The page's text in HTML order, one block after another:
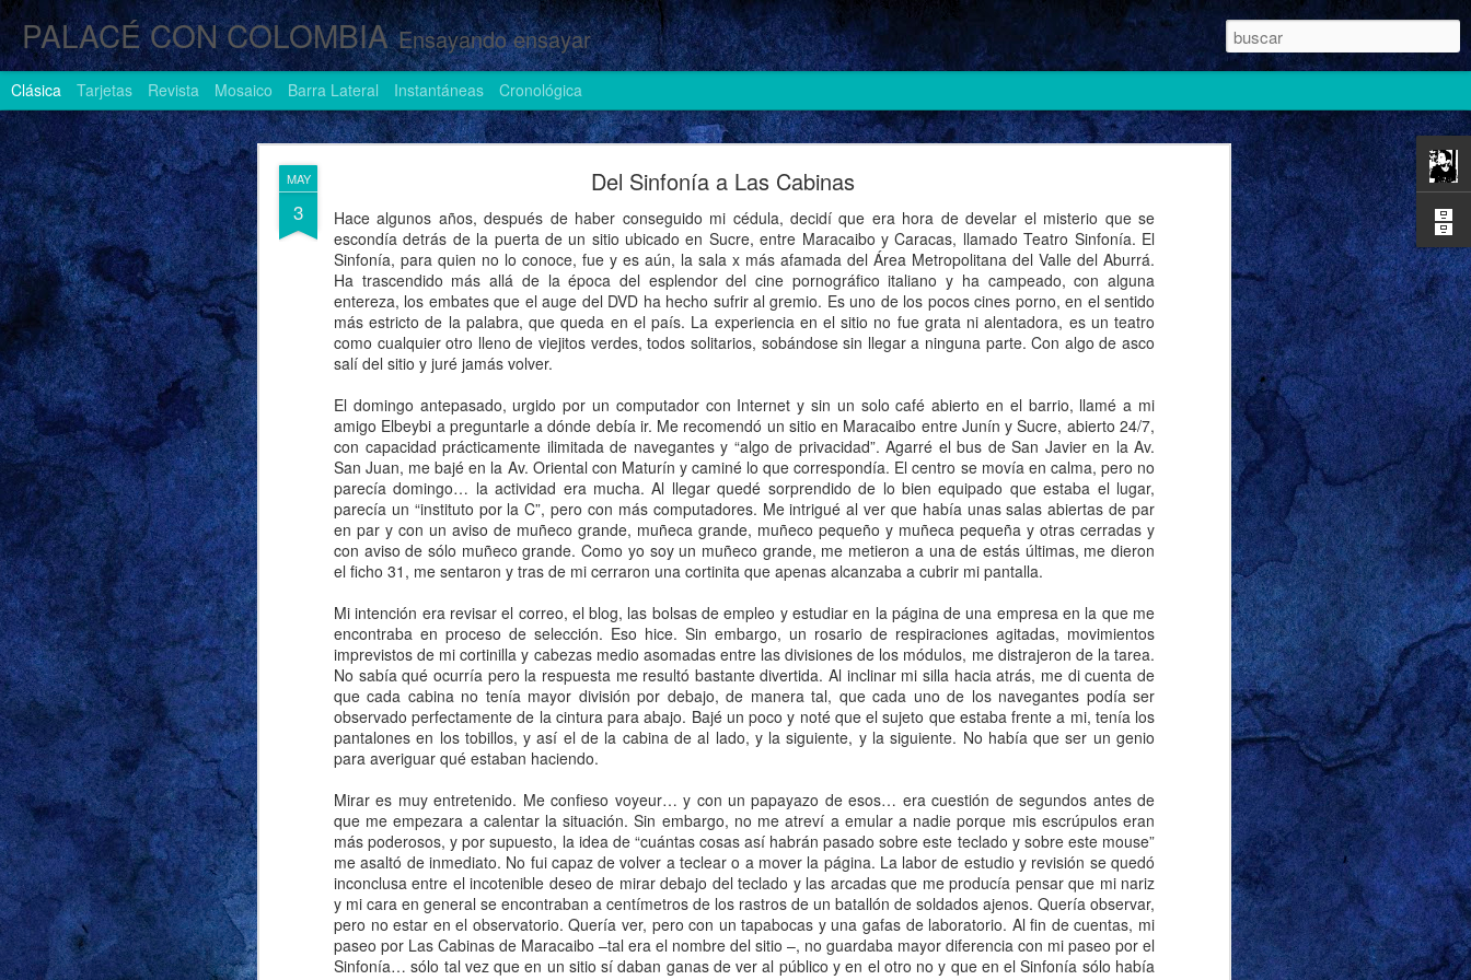
MAY
3
Del Sinfonía a Las Cabinas
Hace algunos años, después de haber conseguido mi cédula, decidí que era hora de develar el misterio que se
escondía detrás de la puerta de un sitio ubicado en Sucre, entre Maracaibo y Caracas, llamado Teatro Sinfonía. El
Sinfonía, para quien no lo conoce, fue y es aún, la sala x más afamada del Área Metropolitana del Valle del Aburrá.
Ha trascendido más allá de la época del esplendor del cine pornográfico italiano y ha campeado, con alguna
entereza, los embates que el auge del DVD ha hecho sufrir al gremio. Es uno de los pocos cines porno, en el sentido
más estricto de la palabra, que queda en el país. La experiencia en el sitio no fue grata ni alentadora, es un teatro
como cualquier otro lleno de viejitos verdes, todos solitarios, sobándose sin llegar a ninguna parte. Con algo de asco
salí del sitio y juré jamás volver.
El domingo antepasado, urgido por un computador con Internet y sin un solo café abierto en el barrio, llamé a mi
amigo Elbeybi a preguntarle a dónde debía ir. Me recomendó un sitio en Maracaibo entre Junín y Sucre, abierto 24/7,
con capacidad prácticamente ilimitada de navegantes y “algo de privacidad”. Agarré el bus de San Javier en la Av.
San Juan, me bajé en la Av. Oriental con Maturín y caminé lo que correspondía. El centro se movía en calma, pero no
parecía domingo… la actividad era mucha. Al llegar quedé sorprendido de lo bien equipado que estaba el lugar,
parecía un “instituto por la C”, pero con más computadores. Me intrigué al ver que había unas salas abiertas de par
en par y con un aviso de muñeco grande, muñeca grande, muñeco pequeño y muñeca pequeña y otras cerradas y
con aviso de sólo muñeco grande. Como yo soy un muñeco grande, me metieron a una de estás últimas, me dieron
el ficho 31, me sentaron y tras de mi cerraron una cortinita que apenas alcanzaba a cubrir mi pantalla.
Mi intención era revisar el correo, el blog, las bolsas de empleo y estudiar en la página de una empresa en la que me
encontraba en proceso de selección. Eso hice. Sin embargo, un rosario de respiraciones agitadas, movimientos
imprevistos de mi cortinilla y cabezas medio asomadas entre las divisiones de los módulos, me distrajeron de la tarea.
No sabía qué ocurría pero la respuesta me resultó bastante divertida. Al inclinar mi silla hacia atrás, me di cuenta de
que cada cabina no tenía mayor división por debajo, de manera tal, que cada uno de los navegantes podía ser
observado perfectamente de la cintura para abajo. Bajé un poco y noté que el sujeto que estaba frente a mi, tenía los
pantalones en los tobillos, y así el de la cabina de al lado, y la siguiente, y la siguiente. No había que ser un genio
para averiguar qué estaban haciendo.
Mirar es muy entretenido. Me confieso voyeur… y con un papayazo de esos… era cuestión de segundos antes de
que me empezara a calentar la situación. Sin embargo, no me atreví a emular a nadie porque mis escrúpulos eran
más poderosos, y por supuesto, la idea de “cuántas cosas así habrán pasado sobre este teclado y sobre este mouse”
me asaltó de inmediato. No fui capaz de volver a teclear o a mover la página. La labor de estudio y revisión se quedó
inconclusa entre el incotenible deseo de mirar debajo del teclado y las arcadas que me producía pensar que mi nariz
y mi cara en general se encontraban a centímetros de los rastros de un batallón de soldados ajenos. Quería observar,
pero no estar en el observatorio. Quería ver, pero con un tapabocas y una gafas de laboratorio. Al fin de cuentas, mi
paseo por Las Cabinas de Maracaibo –tal era el nombre del sitio –, no guardaba mayor diferencia con mi paseo por el
Sinfonía… sólo tal vez que en un sitio sí daban ganas de ver al público y en el otro no y que en el Sinfonía sólo había
PALACÉ CON COLOMBIA Ensayando ensayar
Clásica Tarjetas Revista Mosaico Barra Lateral Instantáneas Cronológica
AUG
1
Cosas de heteros (II)
Decía mi abuela: “El amor es ciego, pero los vecinos no” cuando quería opinar ‘sutilmente’ sobre
escuché más de una vez, el comentario se refería a parejas heterosexuales con alguna diferencia notable
en términos de edad, clase social o raza. Y sí, mi abuela era así de edadista, clasista y racista, pero quien
haya crecido en una versión distinta de Colombia, que tire la primera piedra. No vivió lo suficiente para
conocer a mi primer novio, así que no sé qué tan homófoba era, pero conoció a muchos de mis amigos y a
todos los trató muy bien, así que la discusión sobre intersecciones termina aquí.
Lo dije en la entrada anterior: si mi radar detecta algo, quiero conversarlo con mi señor marido y escribir al
demasiado grande para dejarlo pasar. Todo comenzó en un incierto jueves o viernes de 2024. El
comienzo del verano trajo consigo unos aguaceros de terror que tenían las plantas de la entrada de
nuestra casa vueltas miseria. Por eso, en cuanto escuché el primer trueno, salí a organizarlas de manera
que no cayeran las unas sobre las otras. Mientras estaba en ello, vi a la vecina del frente. Soy tan buen
vecino que en los dos años que vivió en la cuadra no me molesté en preguntarle su nombre. Llamémosla
Grace para no dejarla anónima. No sé con exactitud qué pretendía, pero salió de la casa con un cirio de
unos 50 centímetros de alto, lo encendió, lo miró atentísima por un par de minutos y lo dejó alumbrando la